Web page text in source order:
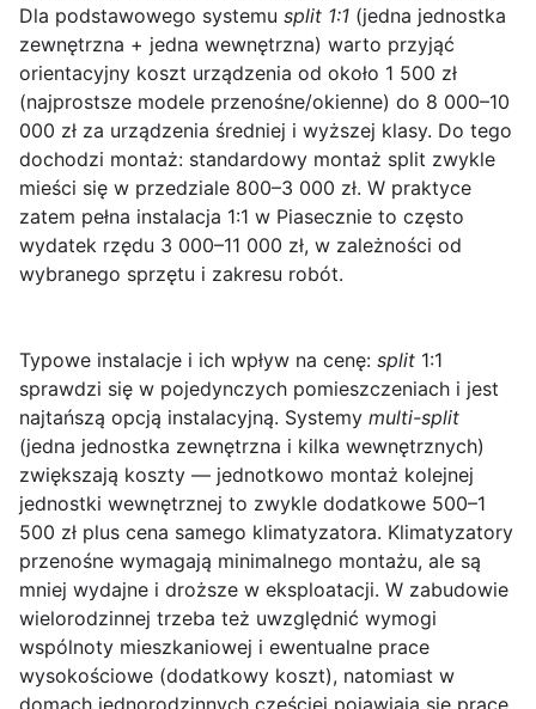
Dla podstawowego systemu split 1:1 (jedna jednostka
zewnętrzna + jedna wewnętrzna) warto przyjąć
orientacyjny koszt urządzenia od około 1 500 zł
(najprostsze modele przenośne/okienne) do 8 000–10
000 zł za urządzenia średniej i wyższej klasy. Do tego
dochodzi montaż: standardowy montaż split zwykle
mieści się w przedziale 800–3 000 zł. W praktyce
zatem pełna instalacja 1:1 w Piasecznie to często
wydatek rzędu 3 000–11 000 zł, w zależności od
wybranego sprzętu i zakresu robót.
Typowe instalacje i ich wpływ na cenę: split 1:1
sprawdzi się w pojedynczych pomieszczeniach i jest
najtańszą opcją instalacyjną. Systemy multi-split
(jedna jednostka zewnętrzna i kilka wewnętrznych)
zwiększają koszty — jednotkowo montaż kolejnej
jednostki wewnętrznej to zwykle dodatkowe 500–1
500 zł plus cena samego klimatyzatora. Klimatyzatory
przenośne wymagają minimalnego montażu, ale są
mniej wydajne i droższe w eksploatacji. W zabudowie
wielorodzinnej trzeba też uwzględnić wymogi
wspólnoty mieszkaniowej i ewentualne prace
wysokościowe (dodatkowy koszt), natomiast w
domach jednorodzinnych częściej pojawiają się prace